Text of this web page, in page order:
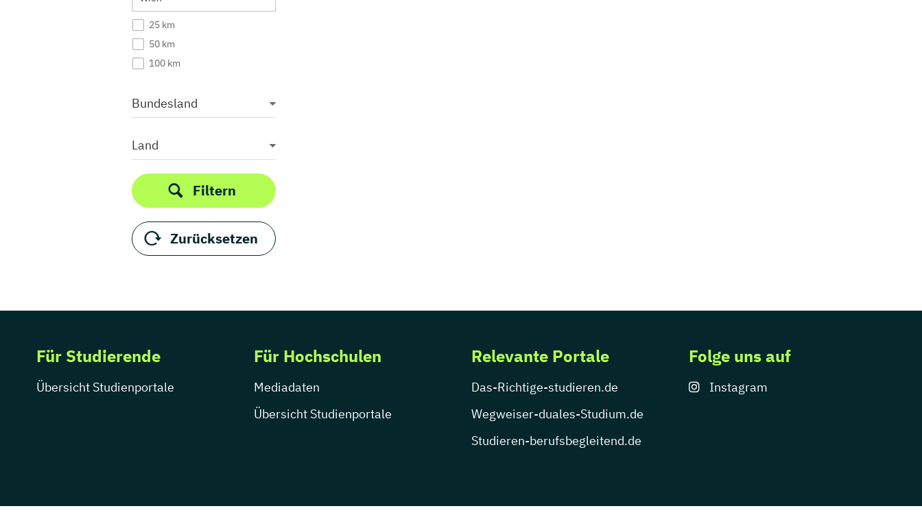
25 km
50 km
100 km
Bundesland
Land
Filtern
Zurücksetzen
Für Studierende
Übersicht Studienportale
Für Hochschulen
Mediadaten
Übersicht Studienportale
Relevante Portale
Das-Richtige-studieren.de
Wegweiser-duales-Studium.de
Studieren-berufsbegleitend.de
Folge uns auf
Instagram